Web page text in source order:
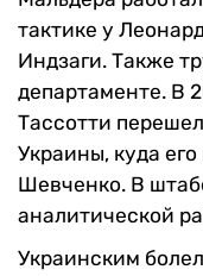
тактике у
Индзаги. Также
департаменте. В
Тассотти
Украины, куда
Шевченко. В
аналитической
Украинским